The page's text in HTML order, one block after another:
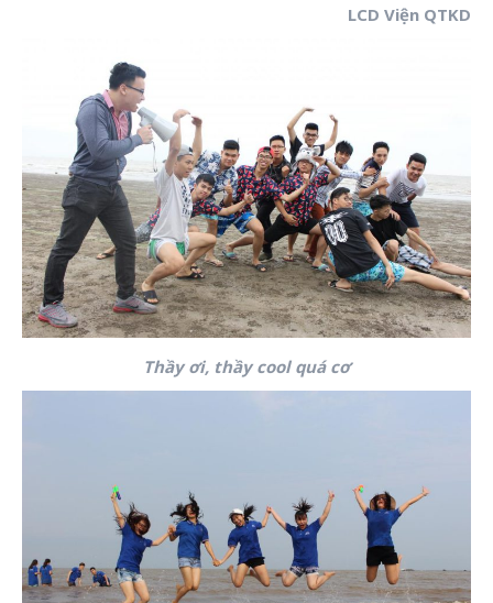
LCD Viện QTKD
Thầy ơi, thầy cool quá cơ